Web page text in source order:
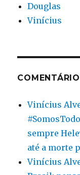
Douglas
Vinícius
Vinícius
sempre
até a morte
Vinícius